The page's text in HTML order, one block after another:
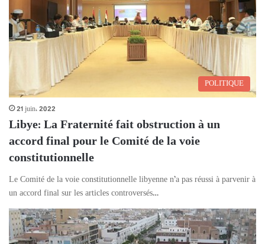
POLITIQUE
21 juin، 2022
Libye: La Fraternité fait obstruction à un
accord final pour le Comité de la voie
constitutionnelle
Le Comité de la voie constitutionnelle libyenne n’a pas réussi à parvenir à
un accord final sur les articles controversés…